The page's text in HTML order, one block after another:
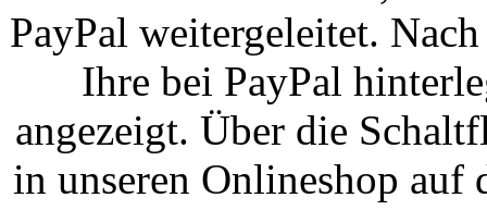
PayPal weitergeleitet.
Ihre bei PayPal
angezeigt. Über die
in unseren Onlineshop auf